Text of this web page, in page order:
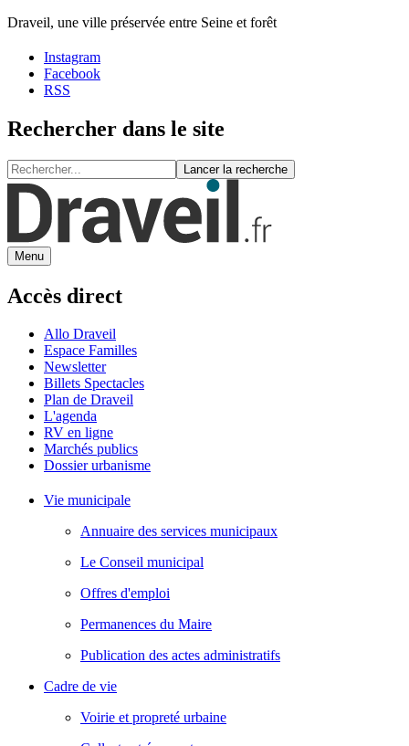
Draveil, une ville préservée entre Seine et forêt
Instagram
Facebook
RSS
Rechercher dans le site
Lancer la recherche
Menu
Accès direct
Allo Draveil
Espace Familles
Newsletter
Billets Spectacles
Plan de Draveil
L'agenda
RV en ligne
Marchés publics
Dossier urbanisme
Vie municipale
Annuaire des services municipaux
Le Conseil municipal
Offres d'emploi
Permanences du Maire
Publication des actes administratifs
Cadre de vie
Voirie et propreté urbaine